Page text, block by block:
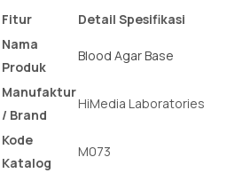
Fitur
Detail Spesifikasi
Nama
Produk
Blood Agar Base
Manufaktur
/ Brand
HiMedia Laboratories
Kode
Katalog
M073